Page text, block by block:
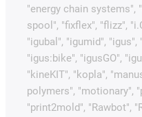
"energy chain systems",
spool", "fixflex", "flizz",
"igubal", "igumid",
"igus:bike", "igusGO",
"kineKIT", "kopla",
polymers", "motionary",
"print2mold", "Rawbot",